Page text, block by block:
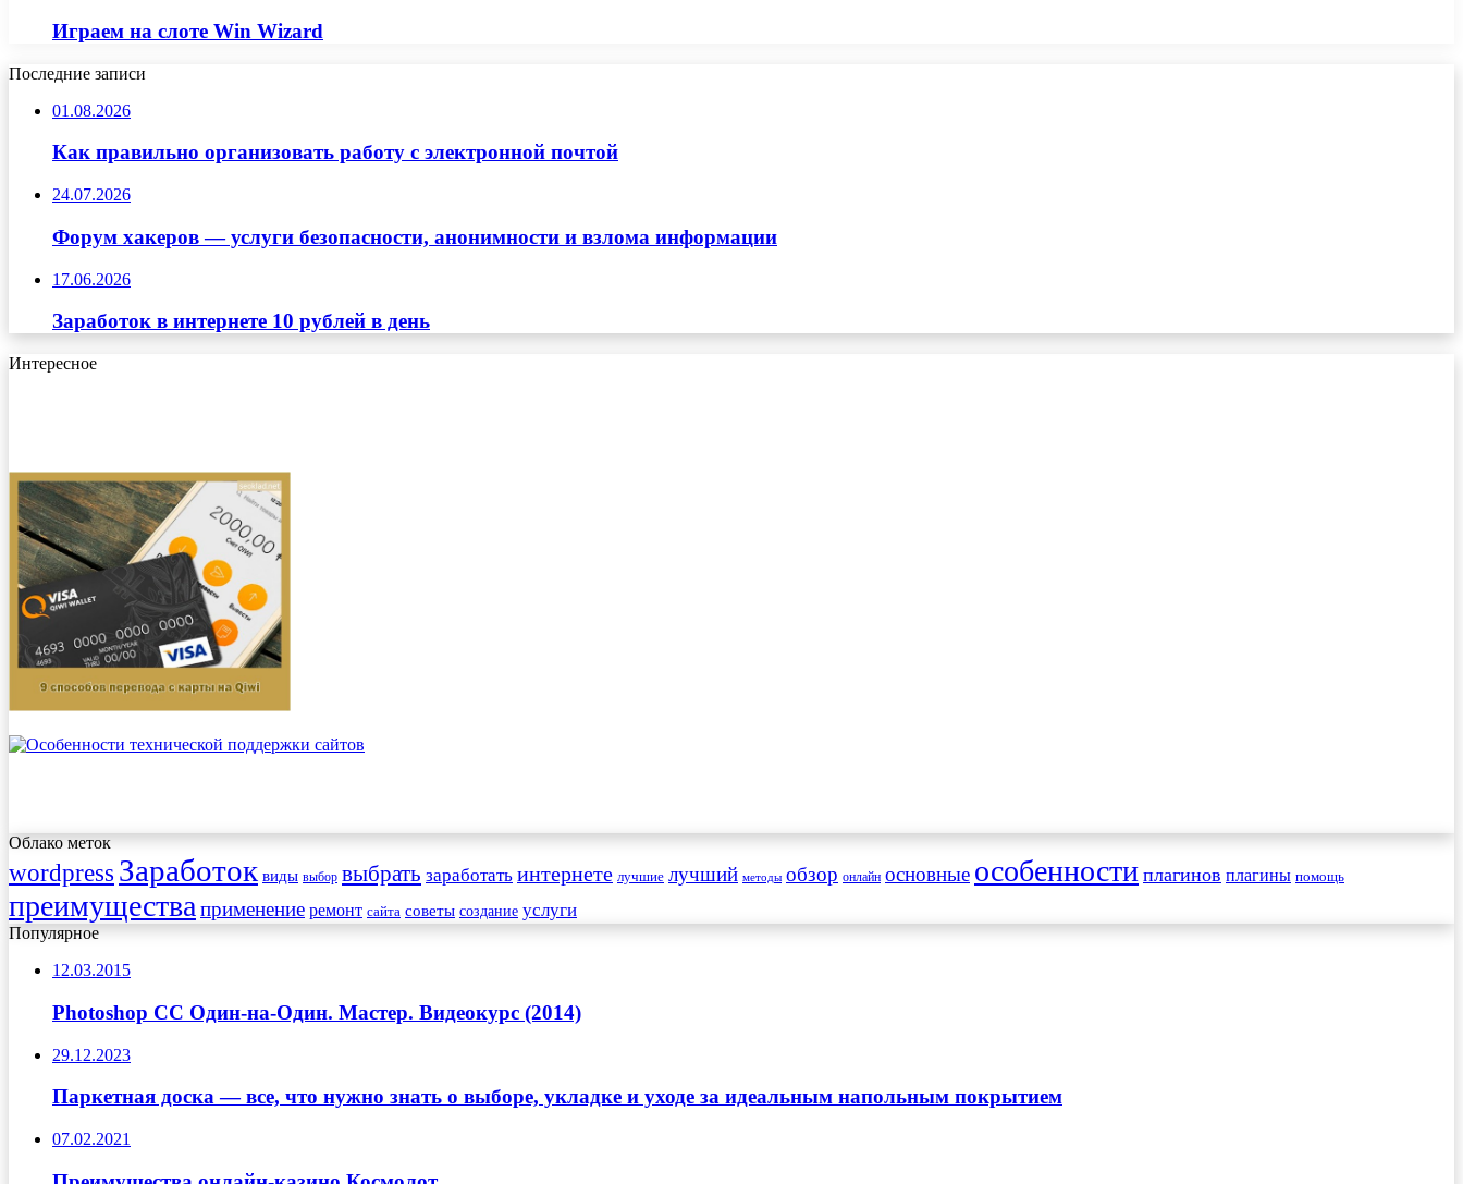
Играем на слоте Win Wizard
Последние записи
01.08.2026
Как правильно организовать работу с электронной почтой
24.07.2026
Форум хакеров — услуги безопасности, анонимности и взлома информации
17.06.2026
Заработок в интернете 10 рублей в день
Интересное
Облако меток
wordpress Заработок виды выбор выбрать заработать интернете лучшие лучший методы обзор онлайн основные особенности плагинов плагины помощь
преимущества применение ремонт сайта советы создание услуги
Популярное
12.03.2015
Photoshop CC Один-на-Один. Мастер. Видеокурс (2014)
29.12.2023
Паркетная доска — все, что нужно знать о выборе, укладке и уходе за идеальным напольным покрытием
07.02.2021